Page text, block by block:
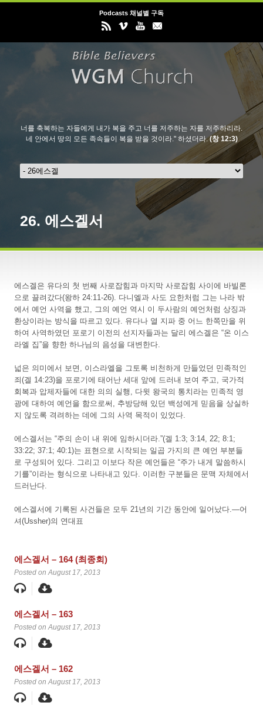
Podcasts 채널별 구독
너를 축복하는 자들에게 내가 복을 주고 너를 저주하는 자를 저주하리라.
네 안에서 땅의 모든 족속들이 복을 받을 것이라." 하셨더라.(창 12:3)
26. 에스겔서
에스겔은 유다의 첫 번째 사로잡힘과 마지막 사로잡힘 사이에 바빌론
으로 끌려갔다(왕하 24:11-26). 다니엘과 사도 요한처럼 그는 나라 밖
에서 예언 사역을 했고, 그의 예언 역시 이 두사람의 예언처럼 상징과
환상이라는 방식을 따르고 있다. 유다나 열 지파 중 어느 한쪽만을 위
하여 사역하였던 포로기 이전의 선지자들과는 달리 에스겔은 “온 이스
라엘 집”을 향한 하나님의 음성을 대변한다.
넓은 의미에서 보면, 이스라엘을 그토록 비천하게 만들었던 민족적인
죄(겔 14:23)을 포로기에 태어난 세대 앞에 드러내 보여 주고, 국가적
회복과 압제자들에 대한 의의 실행, 다윗 왕국의 통치라는 민족적 영
광에 대하여 예언을 함으로써, 추방당해 있던 백성에게 믿음을 상실하
지 않도록 격려하는 데에 그의 사역 목적이 있었다.
에스겔서는 “주의 손이 내 위에 임하시더라.”(겔 1:3; 3:14, 22; 8:1;
33:22; 37:1; 40:1)는 표현으로 시작되는 일곱 가지의 큰 예언 부분들
로 구성되어 있다. 그리고 이보다 작은 예언들은 “주가 내게 말씀하시
기를”이라는 형식으로 나타내고 있다. 이러한 구분들은 문맥 자체에서
드러난다.
에스겔서에 기록된 사건들은 모두 21년의 기간 동안에 일어났다.—어
셔(Ussher)의 연대표
에스겔서 – 164 (최종회)
Posted on August 17, 2013
에스겔서 – 163
Posted on August 17, 2013
에스겔서 – 162
Posted on August 17, 2013